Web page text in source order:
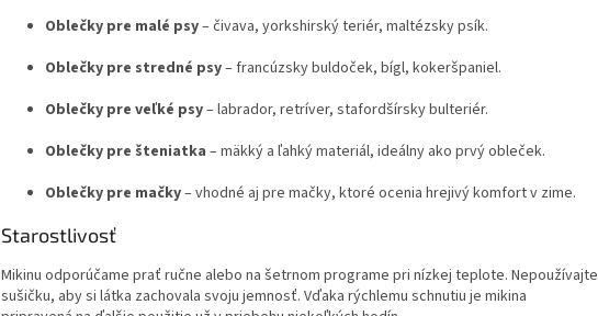
Oblečky pre malé psy– čivava, yorkshirský teriér, maltézsky psík.
Oblečky pre stredné psy– francúzsky buldoček, bígl, kokeršpaniel.
Oblečky pre veľké psy– labrador, retríver, stafordšírsky bulteriér.
Oblečky pre šteniatka – mäkký a ľahký materiál, ideálny ako prvý obleček.
Oblečky pre mačky– vhodné aj pre mačky, ktoré ocenia hrejivý komfort v zime.
Starostlivosť
Mikinu odporúčame prať ručne alebo na šetrnom programe pri nízkej teplote. Nepoužívajte
sušičku, aby si látka zachovala svoju jemnosť. Vďaka rýchlemu schnutiu je mikina